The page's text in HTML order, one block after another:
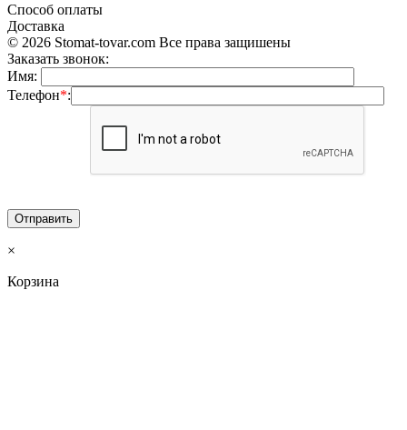
Способ оплаты
Доставка
© 2026 Stomat-tovar.com Все права защишены
Заказать звонок:
Имя:
Телефон*:
×
Корзина